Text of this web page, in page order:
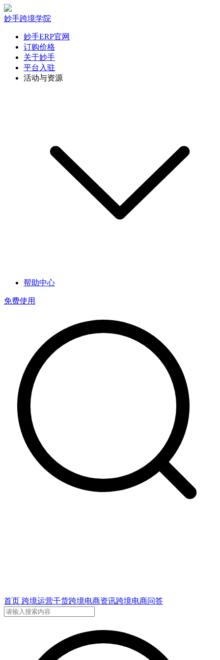
妙手跨境学院
妙手ERP官网
订购价格
关于妙手
平台入驻
活动与资源
帮助中心
免费使用
首页 跨境运营干货跨境电商资讯跨境电商问答